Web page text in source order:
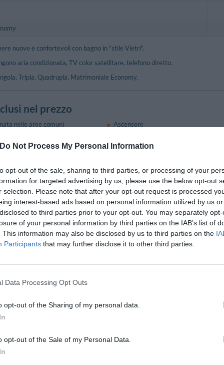
Do Not Process My Personal Information
opt-out of the sale, sharing to third parties, or processing of your
for targeted advertising by us, please use the below opt-out
selection. Please note that after your opt-out request is processed
interest-based ads based on personal information utilized by us
to third parties prior to your opt-out. You may separately
of your personal information by third parties on the IAB’s list of
This information may also be disclosed by us to third parties on the
Participants that may further disclose it to other third parties.
Data Processing Opt Outs
opt-out of the Sharing of my personal data.
opt-out of the Sale of my Personal Data.
nuove e confortevoli con bagno in "stile Vietri".
aria condizionata, TV color satellitare, telefono diretto.
Tripla, Quadrupla, Matrimoniale Economy.
nel prezzo
nelle aree comuni Ascensore
in box Privato
Personale Multilingua
e Bar
aree per cerimonie, pranzi e matrimoni. La cucina eccellente propone le
Noleggio Apparecchiature per
Congressi
/ Scooter
Servizio Fotocopiatrice
Sitter